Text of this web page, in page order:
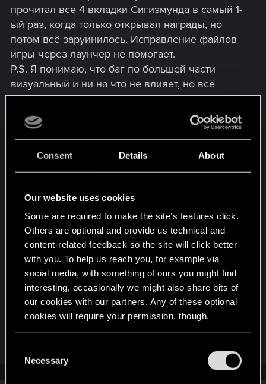
Consent Details About
Our website uses cookies
Some are required to make the site’s features click.
Others are optional and provide us technical and
content-related feedback so the site will click better
with you. To help us reach you, for example via
social media, with something of ours you might find
interesting, occasionally we might also share bits of
our cookies with our partners. Any of these optional
cookies will require your permission, though.
and tweak your preferences regarding them in the
Necessary
прочитал все 4 вкладки Сигизмунда в самый 1-
ый раз, когда только открывал награды, но
потом всё заруинилось. Исправление файлов
игры через лаунчер не помогает.
P.S. Я понимаю, что баг по большей части
визуальный и ни на что не влияет, но всё
равно неприятно, просто незакрытое древо
наград пожалуй то единственное, что ещё
удерживает меня в Гвинте, всем добра и
заранее спс!!!
2.jpg
711.8 KB · Views: 8
a